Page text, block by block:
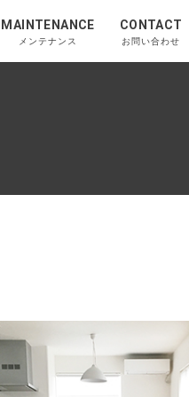
MAINTENANCE
メンテナンス
CONTACT
お問い合わせ